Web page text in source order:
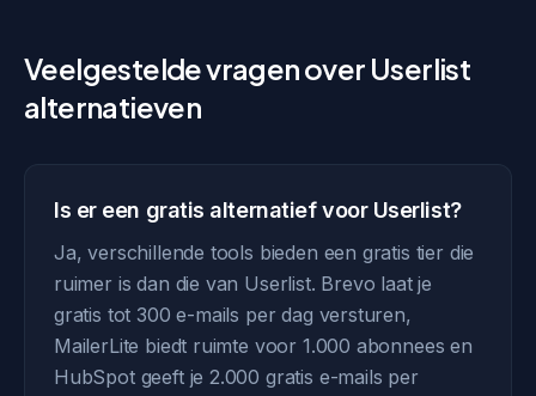
Veelgestelde vragen over Userlist
alternatieven
Is er een gratis alternatief voor Userlist?
Ja, verschillende tools bieden een gratis tier die
ruimer is dan die van Userlist. Brevo laat je
gratis tot 300 e-mails per dag versturen,
MailerLite biedt ruimte voor 1.000 abonnees en
HubSpot geeft je 2.000 gratis e-mails per